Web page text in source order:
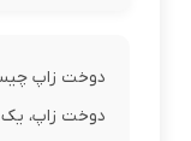
دوخت زاپ
دوخت زاپ،